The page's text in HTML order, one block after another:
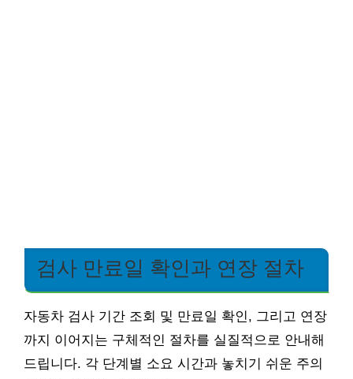
검사 만료일 확인과 연장 절차
자동차 검사 기간 조회 및 만료일 확인, 그리고 연장
까지 이어지는 구체적인 절차를 실질적으로 안내해
드립니다. 각 단계별 소요 시간과 놓치기 쉬운 주의